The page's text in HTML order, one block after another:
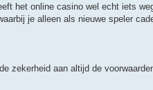
het online casino wel echt iets
je alleen als nieuwe speler
zekerheid aan altijd de